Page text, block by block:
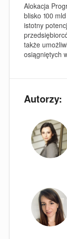
Alokacja
blisko 100
istotny
także
osiągniętych
Autorzy: